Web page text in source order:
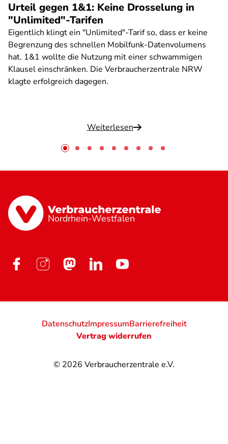
Urteil gegen 1&1: Keine Drosselung in
"Unlimited"-Tarifen
Eigentlich klingt ein "Unlimited"-Tarif so, dass er keine
Begrenzung des schnellen Mobilfunk-Datenvolumens
hat. 1&1 wollte die Nutzung mit einer schwammigen
Klausel einschränken. Die Verbraucherzentrale NRW
klagte erfolgreich dagegen.
Weiterlesen
Nordrhein-Westfalen
© 2026 Verbraucherzentrale e.V.
DatenschutzImpressumBarrierefreiheit
Vertrag widerrufen